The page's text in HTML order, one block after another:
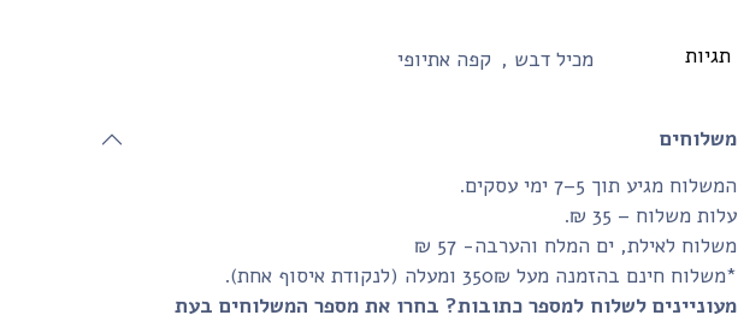
תגיות מכיל דבש , קפה אתיופי
משלוחים
המשלוח מגיע תוך 5–7 ימי עסקים.
עלות משלוח – 35 ₪.
משלוח לאילת, ים המלח והערבה- 57 ₪
*משלוח חינם בהזמנה מעל 350₪ ומעלה (לנקודת איסוף אחת).
מעוניינים לשלוח למספר כתובות? בחרו את מספר המשלוחים בעת